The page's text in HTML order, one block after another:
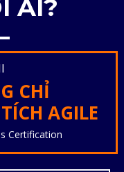
AI?
CHỈ
AGILE
Certification